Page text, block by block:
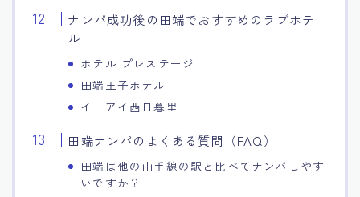
ナンパ成功後の田端でおすすめのラブホテ
ル
ホテル プレステージ
田端王子ホテル
イーアイ西日暮里
田端ナンパのよくある質問（FAQ）
田端は他の山手線の駅と比べてナンパしやす
いですか？